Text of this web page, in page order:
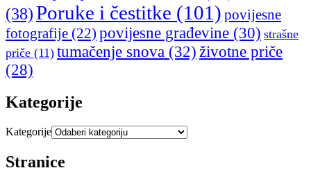
(38)Poruke i čestitke (101) povijesne
fotografije (22) povijesne građevine (30) strašne
priče (11) tumačenje snova (32) životne priče
(28)
Kategorije
Kategorije
Stranice